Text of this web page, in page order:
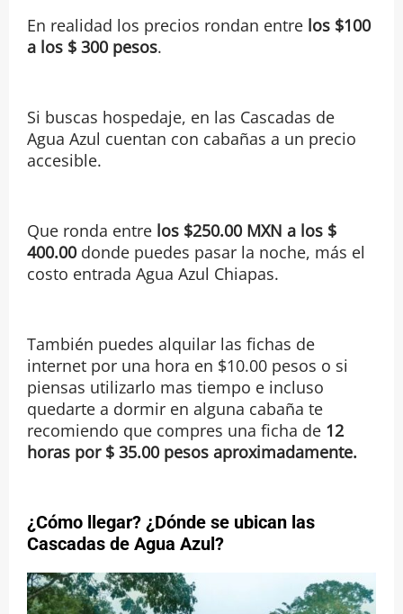
En realidad los precios rondan entre los $100
a los $ 300 pesos.
Si buscas hospedaje, en las Cascadas de
Agua Azul cuentan con cabañas a un precio
accesible.
Que ronda entre los $250.00 MXN a los $
400.00donde puedes pasar la noche, más el
costo entrada Agua Azul Chiapas.
También puedes alquilar las fichas de
internet por una hora en $10.00 pesos o si
piensas utilizarlo mas tiempo e incluso
quedarte a dormir en alguna cabaña te
recomiendo que compres una ficha de 12
horas por $ 35.00 pesos aproximadamente.
¿Cómo llegar? ¿Dónde se ubican las
Cascadas de Agua Azul?